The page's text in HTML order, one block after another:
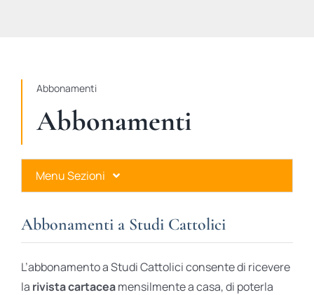
Abbonamenti
Abbonamenti
Menu Sezioni
Ares Gold
Ares Digital
Abbonamenti a Studi Cattolici
L’abbonamento a Studi Cattolici consente di ricevere
la rivista cartaceamensilmente a casa, di poterla